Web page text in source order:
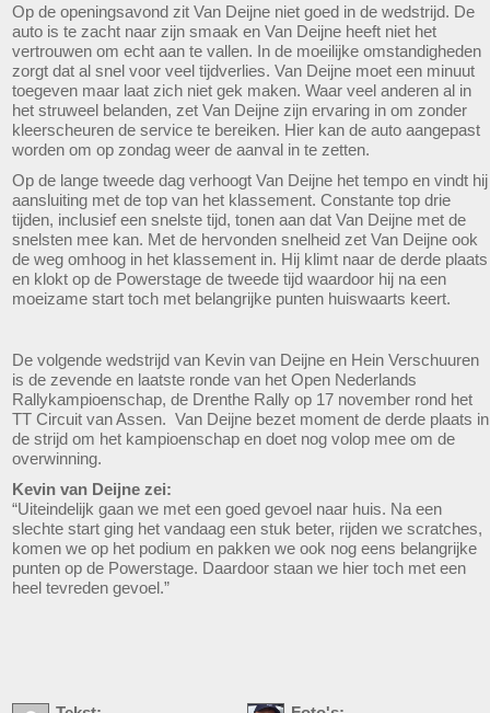
Op de openingsavond zit Van Deijne niet goed in de wedstrijd. De
auto is te zacht naar zijn smaak en Van Deijne heeft niet het
vertrouwen om echt aan te vallen. In de moeilijke omstandigheden
zorgt dat al snel voor veel tijdverlies. Van Deijne moet een minuut
toegeven maar laat zich niet gek maken. Waar veel anderen al in
het struweel belanden, zet Van Deijne zijn ervaring in om zonder
kleerscheuren de service te bereiken. Hier kan de auto aangepast
worden om op zondag weer de aanval in te zetten.
Op de lange tweede dag verhoogt Van Deijne het tempo en vindt hij
aansluiting met de top van het klassement. Constante top drie
tijden, inclusief een snelste tijd, tonen aan dat Van Deijne met de
snelsten mee kan. Met de hervonden snelheid zet Van Deijne ook
de weg omhoog in het klassement in. Hij klimt naar de derde plaats
en klokt op de Powerstage de tweede tijd waardoor hij na een
moeizame start toch met belangrijke punten huiswaarts keert.
De volgende wedstrijd van Kevin van Deijne en Hein Verschuuren
is de zevende en laatste ronde van het Open Nederlands
Rallykampioenschap, de Drenthe Rally op 17 november rond het
TT Circuit van Assen. Van Deijne bezet moment de derde plaats in
de strijd om het kampioenschap en doet nog volop mee om de
overwinning.
Kevin van Deijne zei:
“Uiteindelijk gaan we met een goed gevoel naar huis. Na een
slechte start ging het vandaag een stuk beter, rijden we scratches,
komen we op het podium en pakken we ook nog eens belangrijke
punten op de Powerstage. Daardoor staan we hier toch met een
heel tevreden gevoel.”